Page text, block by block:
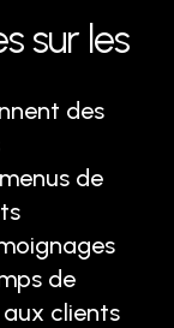
sur les
des
de
de
clients